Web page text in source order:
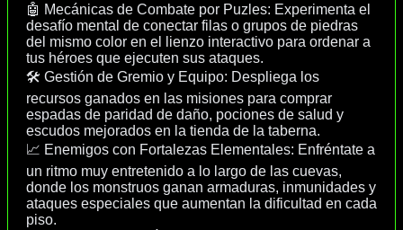
🤖 Mecánicas de Combate por Puzles: Experimenta el
desafío mental de conectar filas o grupos de piedras
del mismo color en el lienzo interactivo para ordenar a
tus héroes que ejecuten sus ataques.
🛠️ Gestión de Gremio y Equipo: Despliega los
recursos ganados en las misiones para comprar
espadas de paridad de daño, pociones de salud y
escudos mejorados en la tienda de la taberna.
📈 Enemigos con Fortalezas Elementales: Enfréntate a
un ritmo muy entretenido a lo largo de las cuevas,
donde los monstruos ganan armaduras, inmunidades y
ataques especiales que aumentan la dificultad en cada
piso.